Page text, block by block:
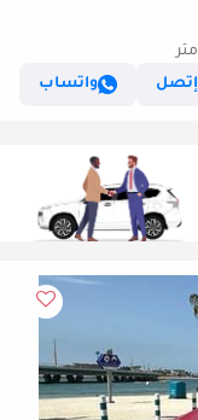
إتصل
واتساب